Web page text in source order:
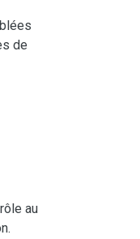
de
au